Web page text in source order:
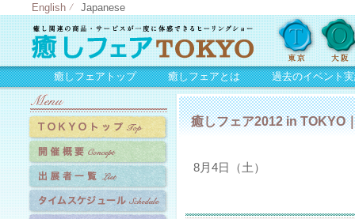
English Japanese
癒しフェアトップ 癒しフェアとは 過去のイベント
癒しフェア2012 in TOKYO
8月4日（土）